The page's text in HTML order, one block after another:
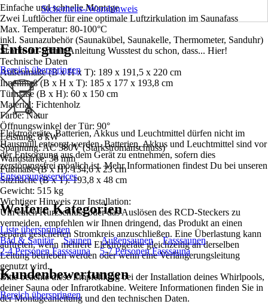
Einfache und schnelle Montage
Zwei Luftlöcher für eine optimale Luftzirkulation im Saunafass
Max. Temperatur: 80-100°C
inkl. Saunazubehör (Saunakübel, Saunakelle, Thermometer, Sanduhr)
Schritt-für-Schritt Anleitung Wusstest du schon, dass... Hier!
Technische Daten
Außenmaße (B x H x T): 189 x 191,5 x 220 cm
Innenmaß (B x H x T): 185 x 177 x 193,8 cm
Türmaße (B x H): 60 x 150 cm
Material: Fichtenholz
Farbe: Natur
Öffnungswinkel der Tür: 90°
Leistung: 8 kW
Spannung: AC 380V (Starkstromanschluss)
Wandstärke: 38 mm
Fußmaße (B x H): 134,6 x 23 cm
Sitzfläche (B x T): 193,8 x 48 cm
Gewicht: 515 kg
Wichtiger Hinweis zur Installation:
Um einen Kurzschluss oder das Auslösen des RCD-Steckers zu
vermeiden, empfehlen wir Ihnen dringend, das Produkt an einen
separat gesicherten Stromkreis anzuschließen. Eine Überlastung kann
auftreten, wenn mehrere Elektrogeräte gleichzeitig an derselben
Leitung betrieben werden oder wenn eine Verlängerungsleitung
genutzt wird.
Bitte beachte diese Empfehlung bei der Installation deines Whirlpools,
deiner Sauna oder Infrarotkabine. Weitere Informationen finden Sie in
der Montageanleitung und den technischen Daten.
Sicherheits-/Warnhinweis
Entsorgung
Bereich überspringen
Elektrogeräte, Batterien, Akkus und Leuchtmittel dürfen nicht im
Hausmüll entsorgt werden. Batterien, Akkus und Leuchtmittel sind vor
der Entsorgung aus dem Gerät zu entnehmen, sofern dies
zerstörungsfrei möglich ist. Mehr Informationen findest Du bei unseren
Entsorgungsservices.
Weitere Kategorien
Liste überspringen
Bad & Sanitär
Saunen Außensaunen
Fasssaunen
2-4 Personen Fasssauna
5-7 Personen Fasssauna
Kundenbewertungen
Bereich überspringen